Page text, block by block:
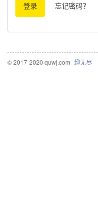
登录 忘记密码？
© 2017-2020 quwj.com 趣无尽